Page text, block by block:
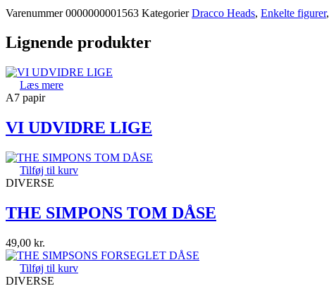
Varenummer0000000001563 Kategorier Dracco Heads, Enkelte figurer,
Lignende produkter
Læs mere
A7 papir
VI UDVIDRE LIGE
Tilføj til kurv
DIVERSE
THE SIMPONS TOM DÅSE
49,00 kr.
Tilføj til kurv
DIVERSE